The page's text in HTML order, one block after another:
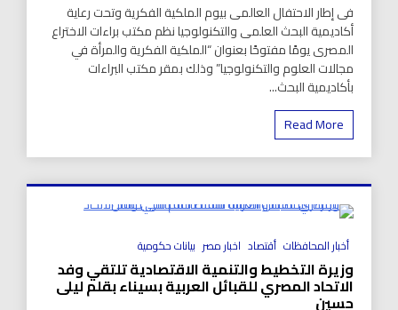
فى إطار الاحتفال العالمى بيوم الملكية الفكرية وتحت رعاية
أكاديمية البحث العلمى والتكنولوجيا نظم مكتب براءات الاختراع
المصرى يومًا مفتوحًا بعنوان “الملكية الفكرية والمرأة في
مجالات العلوم والتكنولوجيا” وذلك بمقر مكتب البراءات
بأكاديمية البحث...
Read More
أخبار المحافظات أقتصاد اخبار مصر بيانات حكومية
وزيرة التخطيط والتنمية الاقتصادية تلتقي وفد
الاتحاد المصري للقبائل العربية بسيناء بقلم ليلى
حسين